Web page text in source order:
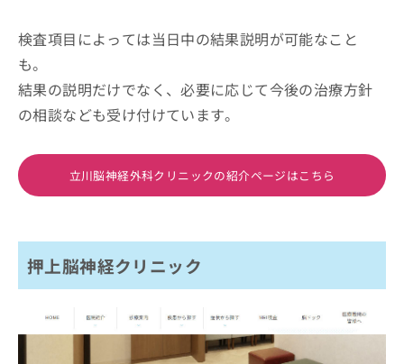
検査項目によっては当日中の結果説明が可能なこと
も。
結果の説明だけでなく、必要に応じて今後の治療方針
の相談なども受け付けています。
立川脳神経外科クリニックの紹介ページはこちら
押上脳神経クリニック